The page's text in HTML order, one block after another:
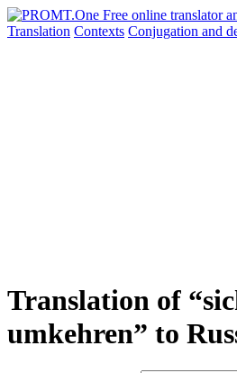
Translation Contexts Conjugation and
Translation of
umkehren” to